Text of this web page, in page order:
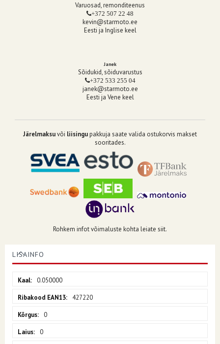
Varuosad, remonditeenus
+372 507 22 48
kevin@starmoto.ee
Eesti ja Inglise keel
Janek
Sõidukid, sõiduvarustus
+372 533 255 04
janek@starmoto.ee
Eesti ja Vene keel
Järelmaksuvõi liisingupakkuja saate valida ostukorvis makset
sooritades.
Rohkem infot võimaluste kohta leiate siit.
LISAINFO
0.050000
427220
0
0